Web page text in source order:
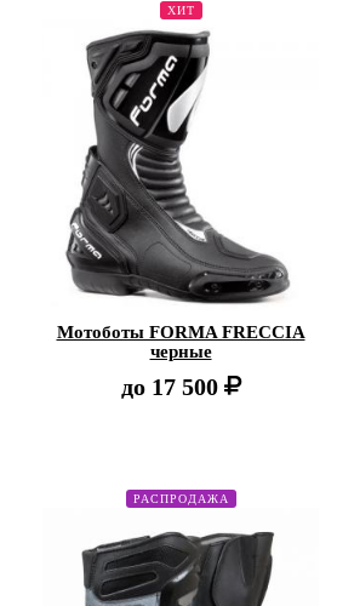
ХИТ
Мотоботы FORMA FRECCIA
черные
до 17 500
РАСПРОДАЖА